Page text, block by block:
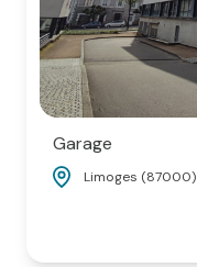
Garage
Limoges (87000)